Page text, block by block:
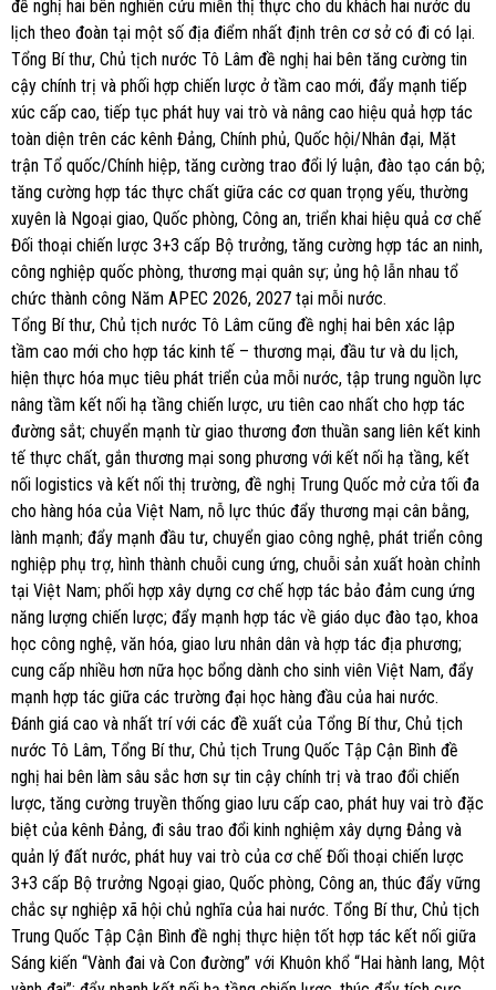
đề nghị hai bên nghiên cứu miễn thị thực cho du khách hai nước du
lịch theo đoàn tại một số địa điểm nhất định trên cơ sở có đi có lại.
Tổng Bí thư, Chủ tịch nước Tô Lâm đề nghị hai bên tăng cường tin
cậy chính trị và phối hợp chiến lược ở tầm cao mới, đẩy mạnh tiếp
xúc cấp cao, tiếp tục phát huy vai trò và nâng cao hiệu quả hợp tác
toàn diện trên các kênh Đảng, Chính phủ, Quốc hội/Nhân đại, Mặt
trận Tổ quốc/Chính hiệp, tăng cường trao đổi lý luận, đào tạo cán bộ;
tăng cường hợp tác thực chất giữa các cơ quan trọng yếu, thường
xuyên là Ngoại giao, Quốc phòng, Công an, triển khai hiệu quả cơ chế
Đối thoại chiến lược 3+3 cấp Bộ trưởng, tăng cường hợp tác an ninh,
công nghiệp quốc phòng, thương mại quân sự; ủng hộ lẫn nhau tổ
chức thành công Năm APEC 2026, 2027 tại mỗi nước.
Tổng Bí thư, Chủ tịch nước Tô Lâm cũng đề nghị hai bên xác lập
tầm cao mới cho hợp tác kinh tế – thương mại, đầu tư và du lịch,
hiện thực hóa mục tiêu phát triển của mỗi nước, tập trung nguồn lực
nâng tầm kết nối hạ tầng chiến lược, ưu tiên cao nhất cho hợp tác
đường sắt; chuyển mạnh từ giao thương đơn thuần sang liên kết kinh
tế thực chất, gắn thương mại song phương với kết nối hạ tầng, kết
nối logistics và kết nối thị trường, đề nghị Trung Quốc mở cửa tối đa
cho hàng hóa của Việt Nam, nỗ lực thúc đẩy thương mại cân bằng,
lành mạnh; đẩy mạnh đầu tư, chuyển giao công nghệ, phát triển công
nghiệp phụ trợ, hình thành chuỗi cung ứng, chuỗi sản xuất hoàn chỉnh
tại Việt Nam; phối hợp xây dựng cơ chế hợp tác bảo đảm cung ứng
năng lượng chiến lược; đẩy mạnh hợp tác về giáo dục đào tạo, khoa
học công nghệ, văn hóa, giao lưu nhân dân và hợp tác địa phương;
cung cấp nhiều hơn nữa học bổng dành cho sinh viên Việt Nam, đẩy
mạnh hợp tác giữa các trường đại học hàng đầu của hai nước.
Đánh giá cao và nhất trí với các đề xuất của Tổng Bí thư, Chủ tịch
nước Tô Lâm, Tổng Bí thư, Chủ tịch Trung Quốc Tập Cận Bình đề
nghị hai bên làm sâu sắc hơn sự tin cậy chính trị và trao đổi chiến
lược, tăng cường truyền thống giao lưu cấp cao, phát huy vai trò đặc
biệt của kênh Đảng, đi sâu trao đổi kinh nghiệm xây dựng Đảng và
quản lý đất nước, phát huy vai trò của cơ chế Đối thoại chiến lược
3+3 cấp Bộ trưởng Ngoại giao, Quốc phòng, Công an, thúc đẩy vững
chắc sự nghiệp xã hội chủ nghĩa của hai nước. Tổng Bí thư, Chủ tịch
Trung Quốc Tập Cận Bình đề nghị thực hiện tốt hợp tác kết nối giữa
Sáng kiến “Vành đai và Con đường” với Khuôn khổ “Hai hành lang, Một